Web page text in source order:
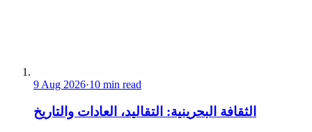
9 Aug 2026·10 min read
الثقافة البحرينية: التقاليد، العادات والتاريخ